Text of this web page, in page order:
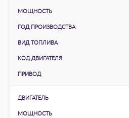
МОЩНОСТЬ
ГОД ПРОИЗВОДСТВА
ВИД ТОПЛИВА
КОД ДВИГАТЕЛЯ
ПРИВОД
ДВИГАТЕЛЬ
МОЩНОСТЬ